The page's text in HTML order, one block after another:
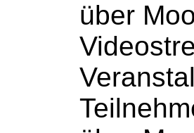
über